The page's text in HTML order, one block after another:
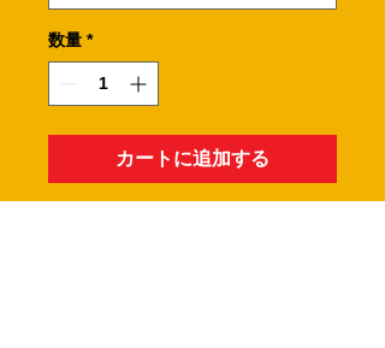
数量 *
カートに追加する